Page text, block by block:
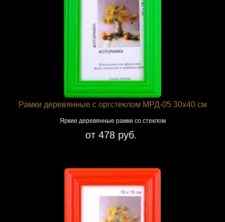
Рамки деревянные с оргстеклом МРД-05 30x40 см
Яркие деревянные рамки со стеклом
от 478 руб.